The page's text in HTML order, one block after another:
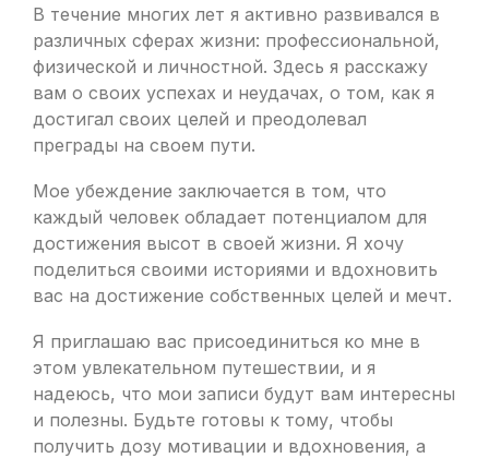
В течение многих лет я активно развивался в
различных сферах жизни: профессиональной,
физической и личностной. Здесь я расскажу
вам о своих успехах и неудачах, о том, как я
достигал своих целей и преодолевал
преграды на своем пути.
Мое убеждение заключается в том, что
каждый человек обладает потенциалом для
достижения высот в своей жизни. Я хочу
поделиться своими историями и вдохновить
вас на достижение собственных целей и мечт.
Я приглашаю вас присоединиться ко мне в
этом увлекательном путешествии, и я
надеюсь, что мои записи будут вам интересны
и полезны. Будьте готовы к тому, чтобы
получить дозу мотивации и вдохновения, а